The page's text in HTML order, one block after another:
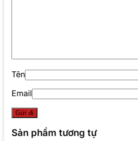
Tên
Email
Sản phẩm tương tự